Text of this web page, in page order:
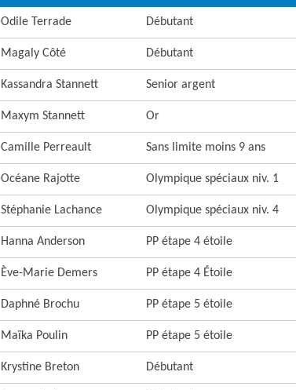
Odile Terrade Débutant
Magaly Côté Débutant
Kassandra Stannett Senior argent
Maxym Stannett Or
Camille Perreault Sans limite moins 9 ans
Océane Rajotte Olympique spéciaux niv. 1
Stéphanie Lachance Olympique spéciaux niv. 4
Hanna Anderson PP étape 4 étoile
Ève-Marie Demers PP étape 4 Étoile
Daphné Brochu PP étape 5 étoile
Maïka Poulin PP étape 5 étoile
Krystine Breton Débutant